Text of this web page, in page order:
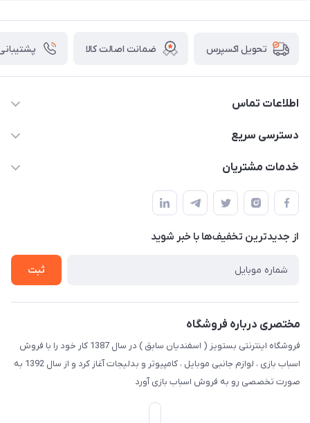
تحویل اکسپرس ضمانت اصالت کالا پشتیبانی ۲۴
اطلاعات تماس
09123941837
دسترسی سریع
حساب کاربری
لیست محصولات
درباره ما
خدمات مشتریان
قوانین و مقررات
حریم خصوصی
راهنما
از جدید‌ترین تخفیف‌ها با‌ خبر شوید
ثبت
مختصری درباره فروشگاه
فروشگاه اینترنتی بستویز ( اسفندیان سابق ) در سال 1387 کار خود را با فروش
اسباب بازی ، لوازم جانبی موبایل ، کامپیوتر و بدلیجات آغاز کرد و از سال 1392 به
صورت تخصصی رو به فروش اسباب بازی آورد